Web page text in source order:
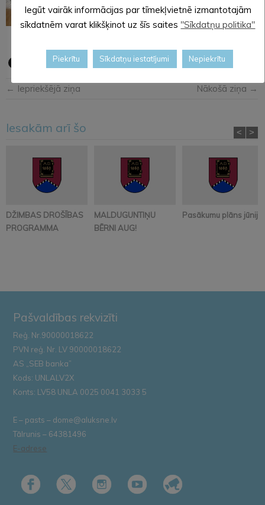
← Iepriekšējā ziņa Nākošā ziņa →
Iesakām arī šo
DŽIMBAS DROŠĪBAS
PROGRAMMA
MALDUGUNTIŅU
BĒRNI AUG!
Pasākumu plāns jūnijā
< >
Pašvaldības rekvizīti
Reģ. Nr.90000018622
PVN reģ. Nr. LV 90000018622
AS „SEB banka”
Kods: UNLALV2X
Konts: LV58 UNLA 0025 0041 3033 5
E – pasts – dome@aluksne.lv
Tālrunis – 64381496
E-adrese
Iegūt vairāk informācijas par tīmekļvietnē izmantotajām
sīkdatnēm varat klikšķinot uz šīs saites "Sīkdatņu politika"
Piekrītu Sīkdatņu iestatījumi Nepiekrītu